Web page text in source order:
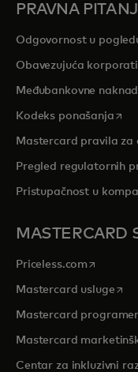
PRAVNA
Odgovornost u
Obavezujuća
Međubankovne
Kodeks ponašanja
Mastercard pravila
Pregled regulatornih
Pristupačnost u
MASTERCARD
Priceless.com opens in
Mastercard usluge
Mastercard
Mastercard
Centar za inkluzivni